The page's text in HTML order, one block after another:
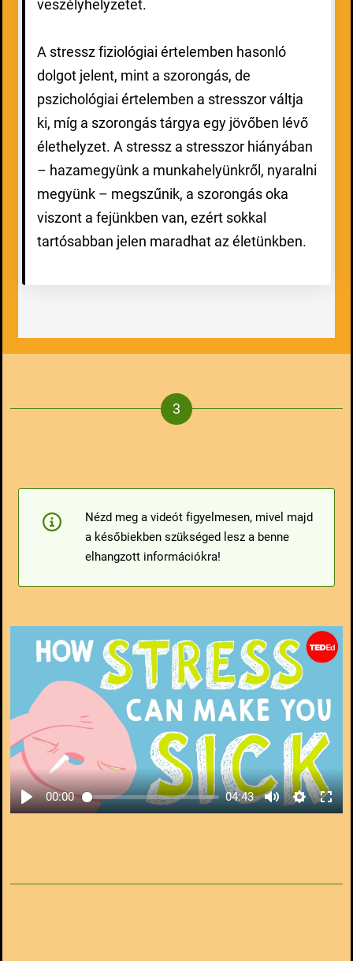
veszélyhelyzetet.
A stressz fiziológiai értelemben hasonló
dolgot jelent, mint a szorongás, de
pszichológiai értelemben a stresszor váltja
ki, míg a szorongás tárgya egy jövőben lévő
élethelyzet. A stressz a stresszor hiányában
– hazamegyünk a munkahelyünkről, nyaralni
megyünk – megszűnik, a szorongás oka
viszont a fejünkben van, ezért sokkal
tartósabban jelen maradhat az életünkben.
Nézd meg a videót figyelmesen, mivel majd
a későbiekben szükséged lesz a benne
elhangzott információkra!
00:00 04:43